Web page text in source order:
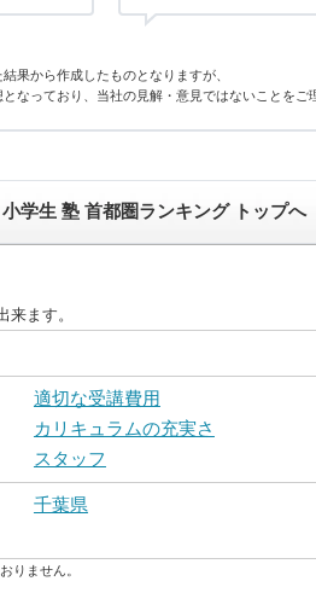
果から作成したものとなりますが、
なっており、当社の見解・意見ではないことをご
小学生 塾 首都圏ランキング トップへ
ます。
適切な受講費用
カリキュラムの充実さ
スタッフ
千葉県
りません。